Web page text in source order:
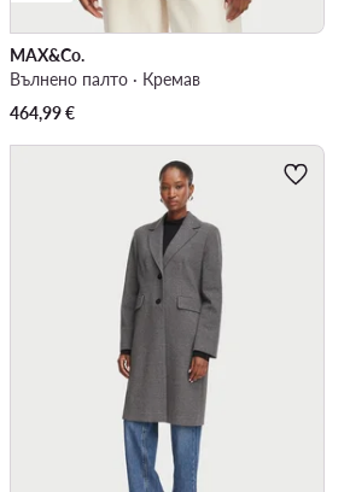
MAX&Co.
Вълнено палто · Кремав
464,99€